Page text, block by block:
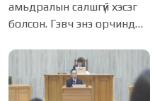
амьдралын салшгүй хэсэг
болсон. Гэвч энэ орчинд
тэр ч байтугай хүний үнэ
цэнийг хүртэл лайк, шэйр,
дагагчийн тоогоор